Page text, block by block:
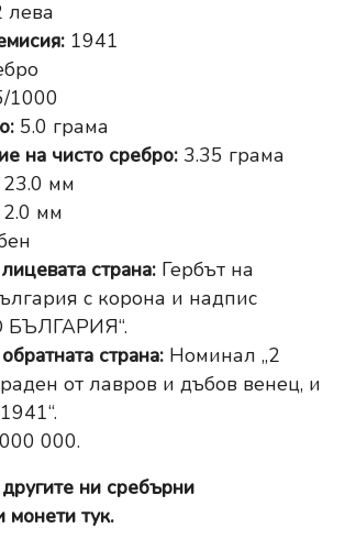
лева
1941
1000
5.0 грама
на чисто сребро: 3.35 грама
23.0 мм
2.0 мм
страна: Гербът на
с корона и надпис
БЪЛГАРИЯ“.
страна: Номинал „2
от лавров и дъбов венец, и
000.
ни сребърни
монети тук.